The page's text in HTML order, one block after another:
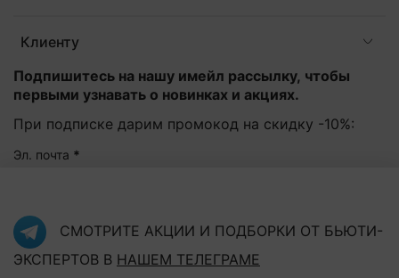
Клиенту
Подпишитесь на нашу имейл рассылку, чтобы
первыми узнавать о новинках и акциях.
При подписке дарим промокод на скидку -10%:
Эл. почта *
Подписаться
Нажав на кнопку "Подписаться", Вы соглашаетесь с
СМОТРИТЕ АКЦИИ И ПОДБОРКИ ОТ БЬЮТИ-
ЭКСПЕРТОВ В НАШЕМ ТЕЛЕГРАМЕ